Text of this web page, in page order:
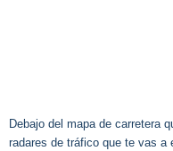
Debajo del mapa de carretera
radares de tráfico que te vas a